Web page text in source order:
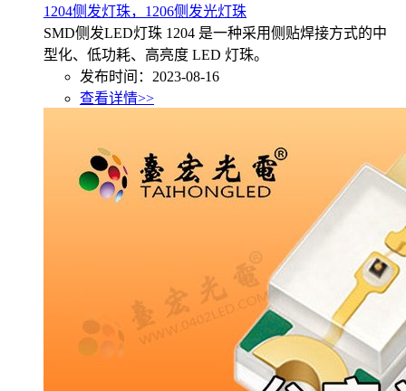
1204侧发灯珠，1206侧发光灯珠
SMD侧发LED灯珠 1204 是一种采用侧贴焊接方式的中
型化、低功耗、高亮度 LED 灯珠。
发布时间：2023-08-16
查看详情>>